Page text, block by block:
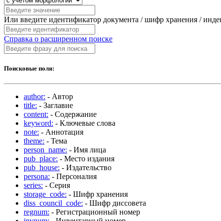
Или введите идентификатор документа / шифр хранения /
Справка о расширенном поиске
Поисковые поля:
author: - Автор
title: - Заглавие
content: - Содержание
keyword: - Ключевые слова
note: - Аннотация
theme: - Тема
person_name: - Имя лица
pub_place: - Место издания
pub_house: - Издательство
persona: - Персоналия
series: - Серия
storage_code: - Шифр хранения
diss_council_code: - Шифр диссовета
regnum: - Регистрационный номер